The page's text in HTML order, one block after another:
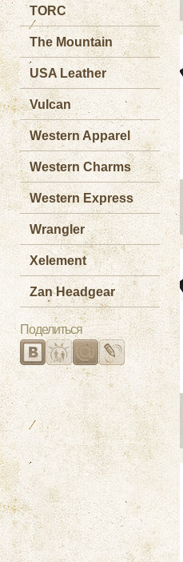
TORC
The Mountain
USA Leather
Vulcan
Western Apparel
Western Charms
Western Express
Wrangler
Xelement
Zan Headgear
Поделиться